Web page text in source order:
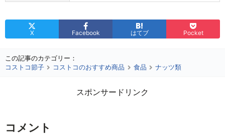
X Facebook はてブ Pocket
この記事のカテゴリー：
コストコ節子
コストコのおすすめ商品 食品 ナッツ類
スポンサードリンク
コメント